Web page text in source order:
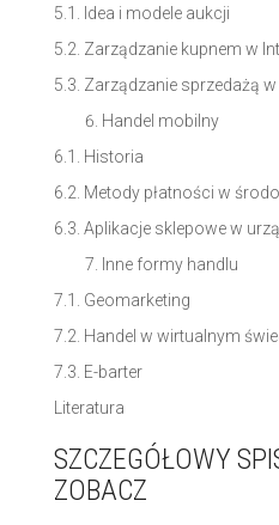
5.1. Idea i modele aukcji
5.2. Zarządzanie kupnem w
5.3. Zarządzanie sprzedażą
Handel mobilny
6.1. Historia
6.2. Metody płatności w
6.3. Aplikacje sklepowe w
Inne formy handlu
7.1. Geomarketing
7.2. Handel w wirtualnym
7.3. E-barter
Literatura
SZCZEGÓŁOWY
ZOBACZ